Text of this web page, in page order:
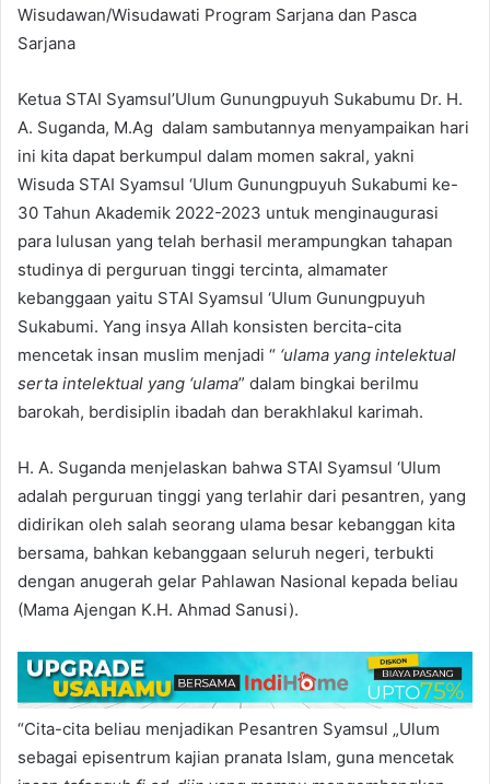
Wisudawan/Wisudawati Program Sarjana dan Pasca
Sarjana
Ketua STAI Syamsul’Ulum Gunungpuyuh Sukabumu Dr. H.
A. Suganda, M.Ag dalam sambutannya menyampaikan hari
ini kita dapat berkumpul dalam momen sakral, yakni
Wisuda STAI Syamsul ‘Ulum Gunungpuyuh Sukabumi ke-
30 Tahun Akademik 2022-2023 untuk menginaugurasi
para lulusan yang telah berhasil merampungkan tahapan
studinya di perguruan tinggi tercinta, almamater
kebanggaan yaitu STAI Syamsul ‘Ulum Gunungpuyuh
Sukabumi. Yang insya Allah konsisten bercita-cita
mencetak insan muslim menjadi “ ‘ulama yang intelektual
serta intelektual yang ‘ulama” dalam bingkai berilmu
barokah, berdisiplin ibadah dan berakhlakul karimah.
H. A. Suganda menjelaskan bahwa STAI Syamsul ‘Ulum
adalah perguruan tinggi yang terlahir dari pesantren, yang
didirikan oleh salah seorang ulama besar kebanggan kita
bersama, bahkan kebanggaan seluruh negeri, terbukti
dengan anugerah gelar Pahlawan Nasional kepada beliau
(Mama Ajengan K.H. Ahmad Sanusi).
“Cita-cita beliau menjadikan Pesantren Syamsul „Ulum
sebagai episentrum kajian pranata Islam, guna mencetak